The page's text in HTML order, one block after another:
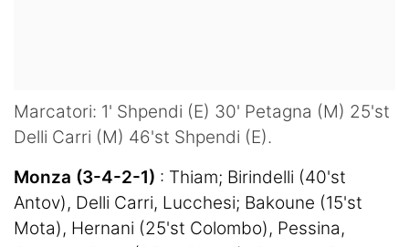
Marcatori: 1' Shpendi (E) 30' Petagna (M) 25'st
Delli Carri (M) 46'st Shpendi (E).
Monza (3-4-2-1) : Thiam; Birindelli (40'st
Antov), Delli Carri, Lucchesi; Bakoune (15'st
Mota), Hernani (25'st Colombo), Pessina,